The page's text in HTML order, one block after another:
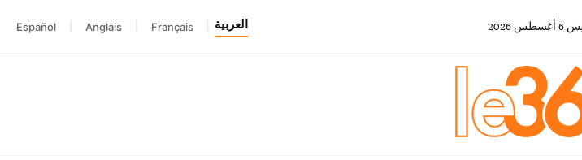
6 أغسطس 2026 العربية Français
Anglais
Español